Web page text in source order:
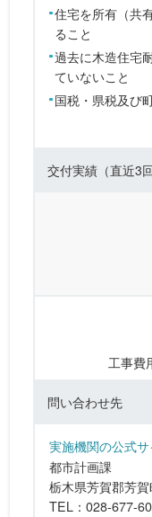
住宅を所有（共
ること
過去に木造住宅
ていないこと
国税・県税及び
交付実績 （直近3
工事費
問い合わせ先
実施機関の公式
都市計画課
栃木県芳賀郡芳
TEL：028-677-